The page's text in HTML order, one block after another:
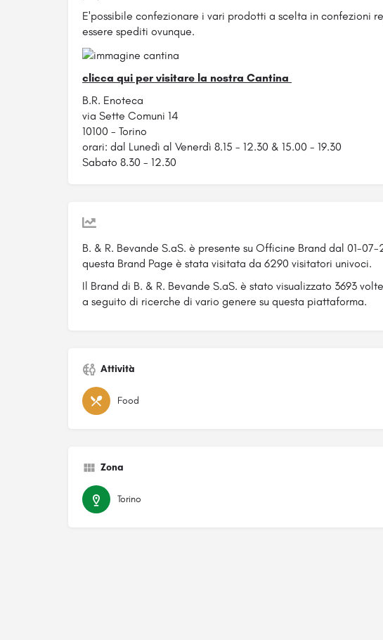
E'possibile confezionare i vari prodotti a scelta in confezioni
essere spediti ovunque.
clicca qui per visitare la nostra Cantina
B.R. Enoteca
via Sette Comuni 14
10100 - Torino
orari: dal Lunedì al Venerdì 8.15 - 12.30 & 15.00 - 19.30
Sabato 8.30 - 12.30
B. & R. Bevande S.aS. è presente su Officine Brand dal 01-07-
questa Brand Page è stata visitata da 6290 visitatori univoci.
Il Brand di B. & R. Bevande S.aS. è stato visualizzato 3693 volte
a seguito di ricerche di vario genere su questa piattaforma.
Attività
Food
Zona
Torino